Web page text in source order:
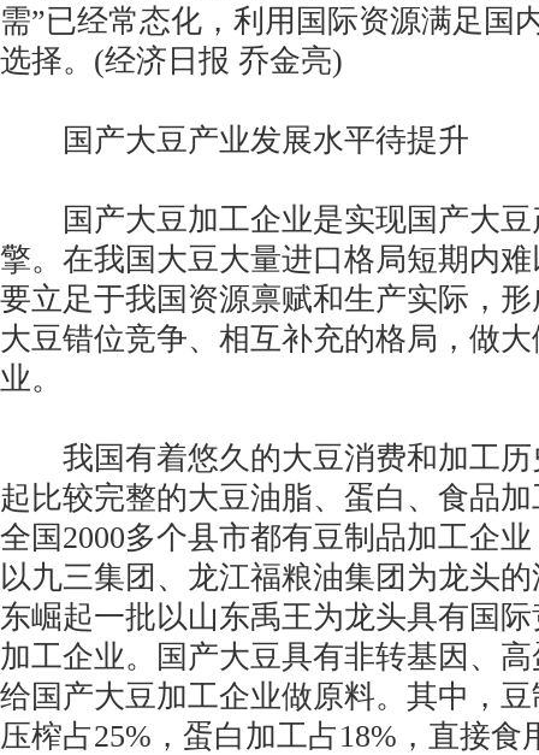
需”已经常态化，利用国际资源满足国
选择。(经济日报 乔金亮)
国产大豆产业发展水平待提升
国产大豆加工企业是实现国产大豆
擎。在我国大豆大量进口格局短期内
要立足于我国资源禀赋和生产实际，
大豆错位竞争、相互补充的格局，做
业。
我国有着悠久的大豆消费和加工历
起比较完整的大豆油脂、蛋白、食品
全国2000多个县市都有豆制品加工企
以九三集团、龙江福粮油集团为龙头
东崛起一批以山东禹王为龙头具有国
加工企业。国产大豆具有非转基因、
给国产大豆加工企业做原料。其中，
压榨占25%，蛋白加工占18%，直接食